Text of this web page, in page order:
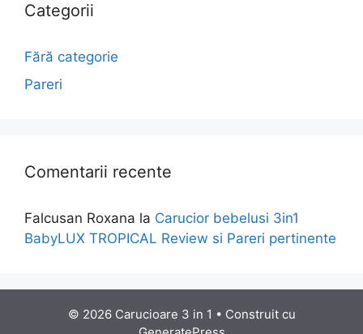
Categorii
Fără categorie
Pareri
Comentarii recente
Falcusan Roxana la Carucior bebelusi 3in1
BabyLUX TROPICAL Review si Pareri pertinente
© 2026 Carucioare 3 in 1 • Construit cu